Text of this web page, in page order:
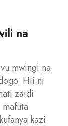
na
mwingi na
Hii ni
zaidi
kazi